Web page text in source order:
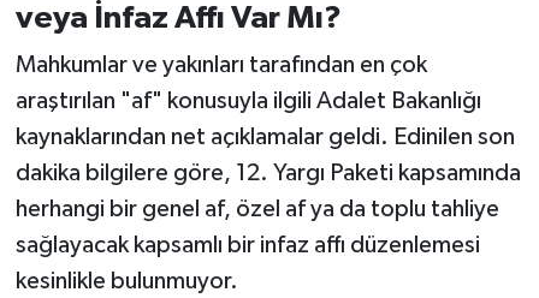
veya İnfaz Affı Var Mı?
Mahkumlar ve yakınları tarafından en çok
araştırılan "af" konusuyla ilgili Adalet Bakanlığı
kaynaklarından net açıklamalar geldi. Edinilen son
dakika bilgilere göre, 12. Yargı Paketi kapsamında
herhangi bir genel af, özel af ya da toplu tahliye
sağlayacak kapsamlı bir infaz affı düzenlemesi
kesinlikle bulunmuyor.
OTOMOTİV
Resmi İlanlar
SAĞLIK
Savaştepe